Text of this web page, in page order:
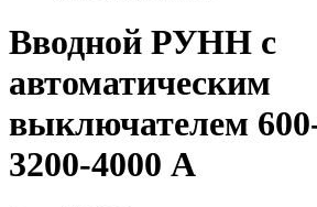
Вводной РУНН с
автоматическим
выключателем
3200-4000 А